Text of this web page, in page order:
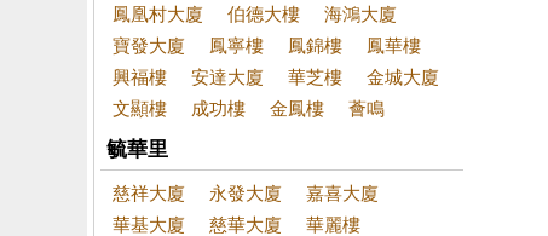
鳳凰村大廈
伯德大樓
海鴻大廈
寶發大廈
鳳寧樓 鳳錦樓
鳳華樓
興福樓
安達大廈 華芝樓
金城大廈
文顯樓
成功樓 金鳳樓 薈鳴
毓華里
慈祥大廈 永發大廈
嘉喜大廈
華基大廈
慈華大廈
華麗樓